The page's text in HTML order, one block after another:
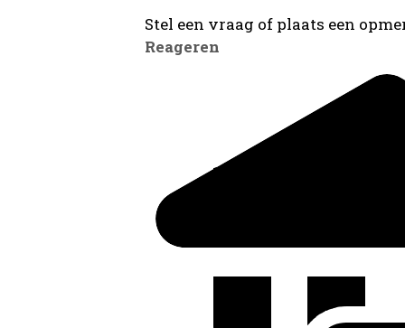
Stel een vraag of plaats een
Reageren